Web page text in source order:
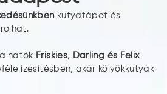
kutyatápot és
Friskies, Darling és Felix
ízesítésben, akár kölyökkutyák